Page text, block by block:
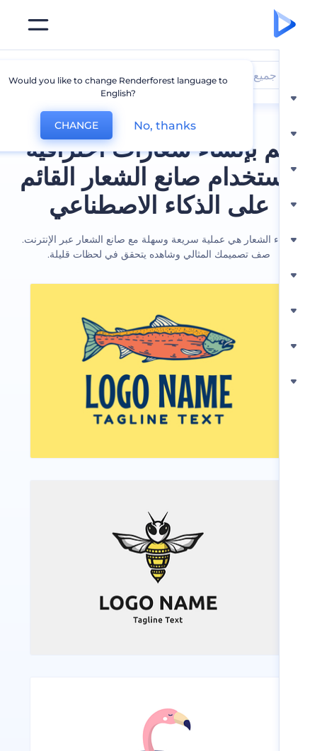
بإنشاء شعارات احترافية
صانع الشعار القائم
على الذكاء الاصطناعي
الشعار هي عملية سريعة وسهلة مع صانع الشعار عبر الإنترنت.
صف تصميمك المثالي وشاهده يتحقق في لحظات قليلة.
جميع الشعاراتWould you like to change Renderforest language to
CHANGE No, thanks